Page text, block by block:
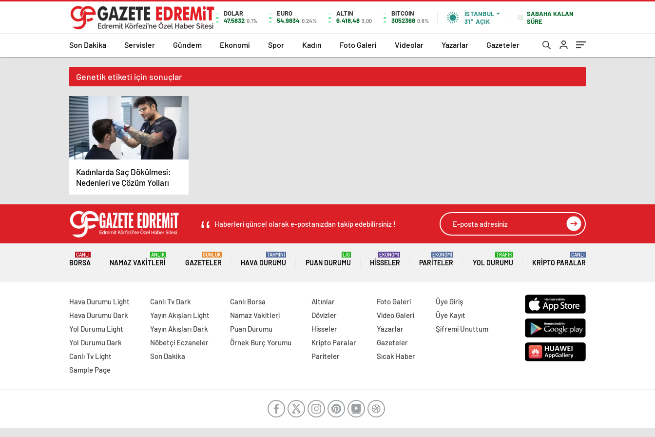
DOLAR
47,5832 0.1%
EURO
54,9834 0.24%
ALTIN
6.418,48 3,00
BITCOIN
3052368 0.8%
İSTANBUL
31° AÇIK
SABAHA KALAN
SÜRE
Son Dakika Servisler Gündem Ekonomi Spor Kadın Foto Galeri Videolar Yazarlar Gazeteler
Genetik etiketi için sonuçlar
Kadınlarda Saç Dökülmesi:
Nedenleri ve Çözüm Yolları
Haberleri güncel olarak e-postanızdan takip edebilirsiniz !
BORSA
CANLI
NAMAZ VAKITLERI
ANLIK
GAZETELER
GÜNLÜK
HAVA DURUMU
TAHMİNİ
PUAN DURUMU
LİG
HISSELER
EKONOMİ
PARITELER
EKONOMİ
YOL DURUMU
TRAFİK
KRIPTO PARALAR
CANLI
Hava Durumu Light
Hava Durumu Dark
Yol Durumu Light
Yol Durumu Dark
Canlı Tv Light
Sample Page
Canlı Tv Dark
Yayın Akışları Light
Yayın Akışları Dark
Nöbetçi Eczaneler
Son Dakika
Canlı Borsa
Namaz Vakitleri
Puan Durumu
Örnek Burç Yorumu
Altınlar
Dövizler
Hisseler
Kripto Paralar
Pariteler
Foto Galeri
Video Galeri
Yazarlar
Gazeteler
Sıcak Haber
Üye Giriş
Üye Kayıt
Şifremi Unuttum